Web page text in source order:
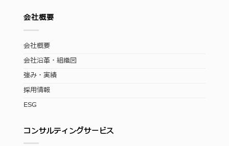
会社概要
会社概要
会社沿革・組織図
強み・実績
採用情報
ESG
コンサルティングサービス